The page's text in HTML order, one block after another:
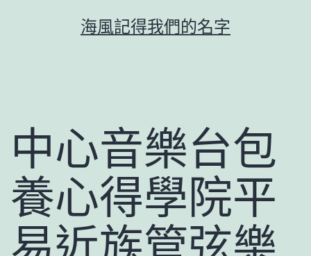
海風記得我們的名字
中心音樂台包
養心得學院平
易近族管弦樂